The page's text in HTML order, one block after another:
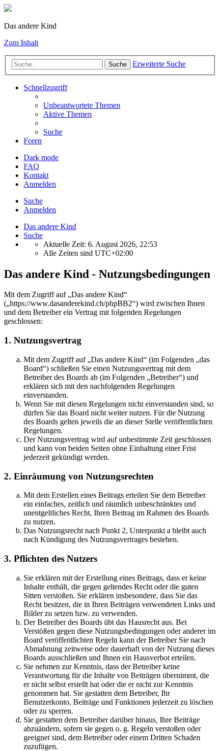
Das andere Kind
Zum Inhalt
Suche Erweiterte Suche
Schnellzugriff
Unbeantwortete Themen
Aktive Themen
Suche
Foren
Dark mode
FAQ
Kontakt
Anmelden
Suche
Anmelden
Das andere Kind
Suche
Aktuelle Zeit: 6. August 2026, 22:53
Alle Zeiten sind UTC+02:00
Das andere Kind - Nutzungsbedingungen
Mit dem Zugriff auf „Das andere Kind“
(„https://www.dasanderekind.ch/phpBB2“) wird zwischen Ihnen
und dem Betreiber ein Vertrag mit folgenden Regelungen
geschlossen:
1. Nutzungsvertrag
Mit dem Zugriff auf „Das andere Kind“ (im Folgenden „das
Board“) schließen Sie einen Nutzungsvertrag mit dem
Betreiber des Boards ab (im Folgenden „Betreiber“) und
erklären sich mit den nachfolgenden Regelungen
einverstanden.
Wenn Sie mit diesen Regelungen nicht einverstanden sind, so
dürfen Sie das Board nicht weiter nutzen. Für die Nutzung
des Boards gelten jeweils die an dieser Stelle veröffentlichten
Regelungen.
Der Nutzungsvertrag wird auf unbestimmte Zeit geschlossen
und kann von beiden Seiten ohne Einhaltung einer Frist
jederzeit gekündigt werden.
2. Einräumung von Nutzungsrechten
Mit dem Erstellen eines Beitrags erteilen Sie dem Betreiber
ein einfaches, zeitlich und räumlich unbeschränktes und
unentgeltliches Recht, Ihren Beitrag im Rahmen des Boards
zu nutzen.
Das Nutzungsrecht nach Punkt 2, Unterpunkt a bleibt auch
nach Kündigung des Nutzungsvertrages bestehen.
3. Pflichten des Nutzers
Sie erklären mit der Erstellung eines Beitrags, dass er keine
Inhalte enthält, die gegen geltendes Recht oder die guten
Sitten verstoßen. Sie erklären insbesondere, dass Sie das
Recht besitzen, die in Ihren Beiträgen verwendeten Links und
Bilder zu setzen bzw. zu verwenden.
Der Betreiber des Boards übt das Hausrecht aus. Bei
Verstößen gegen diese Nutzungsbedingungen oder anderer im
Board veröffentlichten Regeln kann der Betreiber Sie nach
Abmahnung zeitweise oder dauerhaft von der Nutzung dieses
Boards ausschließen und Ihnen ein Hausverbot erteilen.
Sie nehmen zur Kenntnis, dass der Betreiber keine
Verantwortung für die Inhalte von Beiträgen übernimmt, die
er nicht selbst erstellt hat oder die er nicht zur Kenntnis
genommen hat. Sie gestatten dem Betreiber, Ihr
Benutzerkonto, Beiträge und Funktionen jederzeit zu löschen
oder zu sperren.
Sie gestatten dem Betreiber darüber hinaus, Ihre Beiträge
abzuändern, sofern sie gegen o. g. Regeln verstoßen oder
geeignet sind, dem Betreiber oder einem Dritten Schaden
zuzufügen.